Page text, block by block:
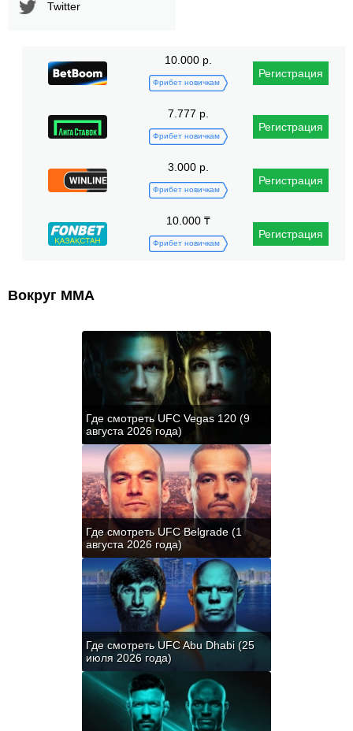
Twitter
10.000 р.
Фрибет новичкам
Регистрация
7.777 р.
Фрибет новичкам
Регистрация
3.000 р.
Фрибет новичкам
Регистрация
10.000 ₸
Фрибет новичкам
Регистрация
Вокруг ММА
Где смотреть UFC Vegas 120 (9
августа 2026 года)
Где смотреть UFC Belgrade (1
августа 2026 года)
Где смотреть UFC Abu Dhabi (25
июля 2026 года)